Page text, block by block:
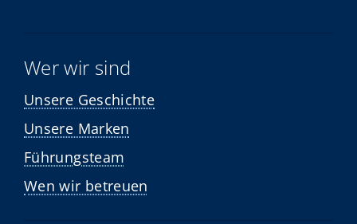
Wer wir sind
Unsere Geschichte
Unsere Marken
Führungsteam
Wen wir betreuen